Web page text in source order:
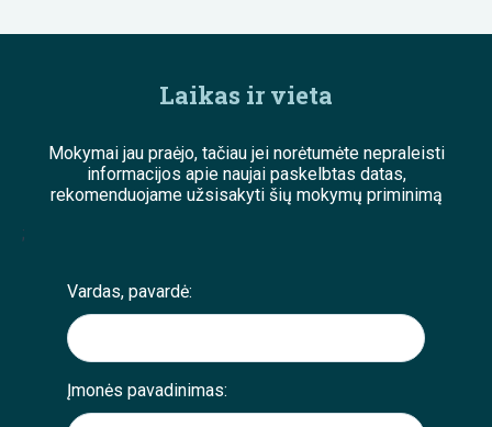
Laikas ir vieta
Mokymai jau praėjo, tačiau jei norėtumėte nepraleisti
informacijos apie naujai paskelbtas datas,
rekomenduojame užsisakyti šių mokymų priminimą
;
Vardas, pavardė:
Įmonės pavadinimas: